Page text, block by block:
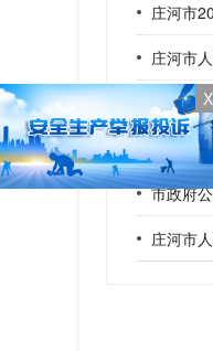
X
庄河市
庄河市
2018年
大连18
市政府
庄河市